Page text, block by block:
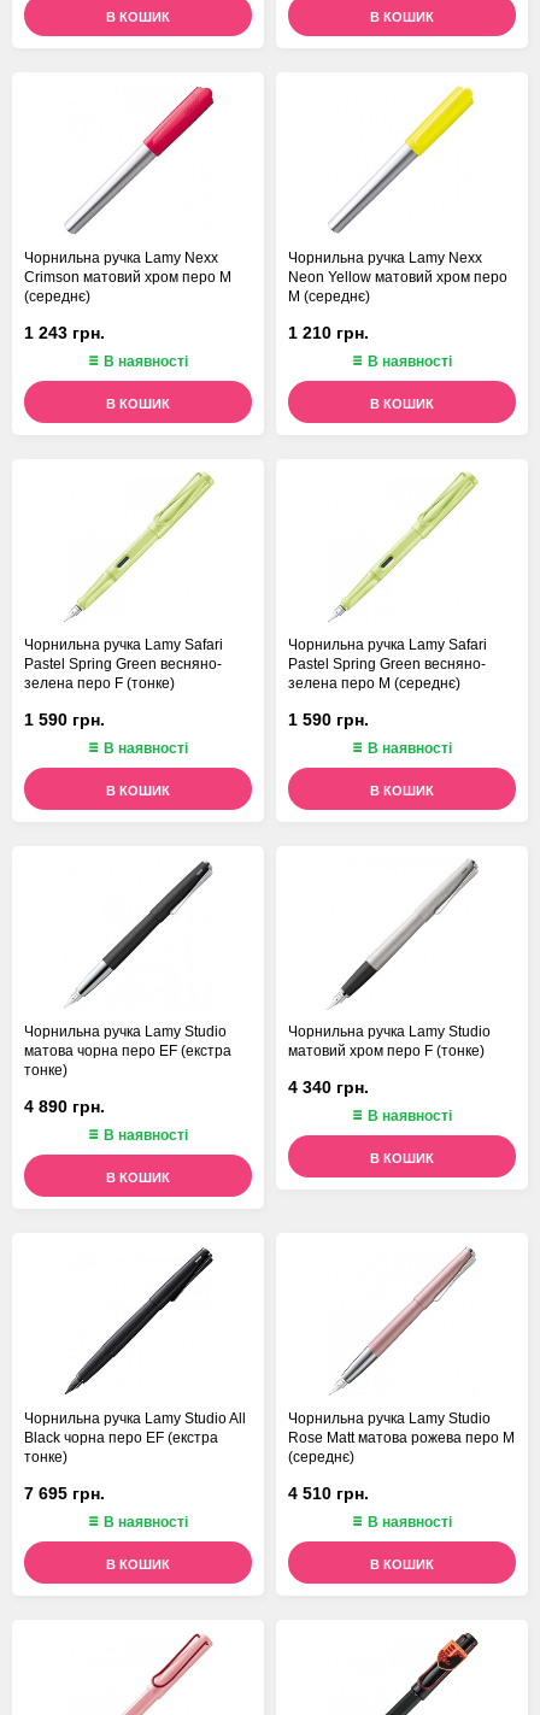
В КОШИК В КОШИК
Чорнильна ручка Lamy Nexx
Crimson матовий хром перо M
(середнє)
1 243 грн.
В наявності
В КОШИК
Чорнильна ручка Lamy Nexx
Neon Yellow матовий хром перо
M (середнє)
1 210 грн.
В наявності
В КОШИК
Чорнильна ручка Lamy Safari
Pastel Spring Green весняно-
зелена перо F (тонке)
1 590 грн.
В наявності
В КОШИК
Чорнильна ручка Lamy Safari
Pastel Spring Green весняно-
зелена перо M (середнє)
1 590 грн.
В наявності
В КОШИК
Чорнильна ручка Lamy Studio
матова чорна перо EF (екстра
тонке)
4 890 грн.
В наявності
В КОШИК
Чорнильна ручка Lamy Studio
матовий хром перо F (тонке)
4 340 грн.
В наявності
В КОШИК
Чорнильна ручка Lamy Studio All
Black чорна перо EF (екстра
тонке)
7 695 грн.
В наявності
В КОШИК
Чорнильна ручка Lamy Studio
Rose Matt матова рожева перо M
(середнє)
4 510 грн.
В наявності
В КОШИК